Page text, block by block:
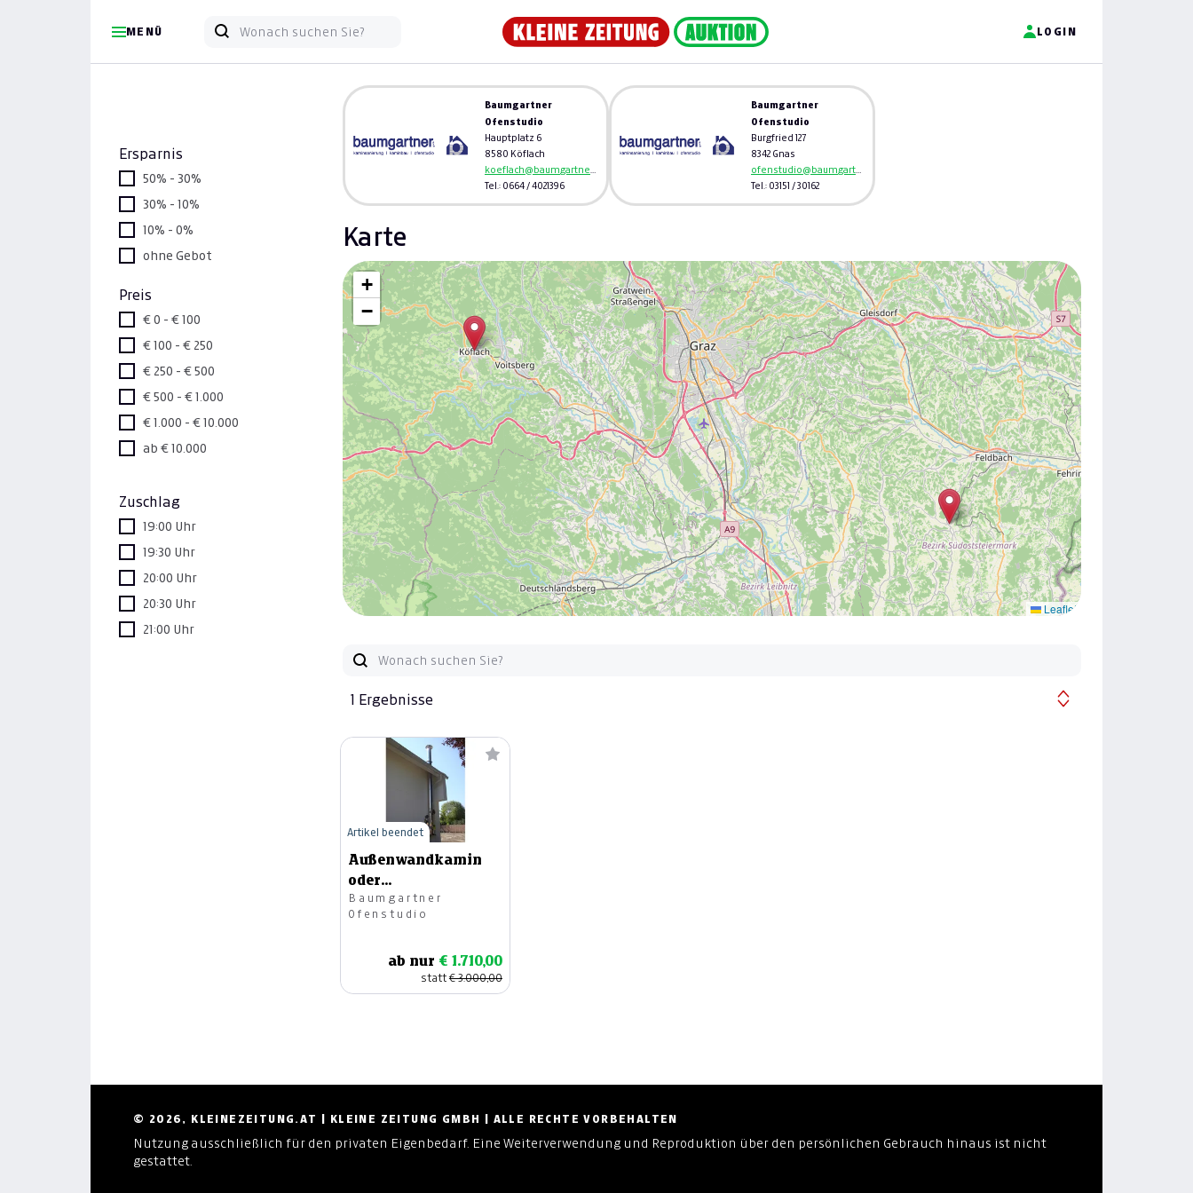
MENÜ LOGIN
Ersparnis
50% - 30%
30% - 10%
10% - 0%
ohne Gebot
Preis
€ 0 - € 100
€ 100 - € 250
€ 250 - € 500
€ 500 - € 1.000
€ 1.000 - € 10.000
ab € 10.000
Zuschlag
19:00 Uhr
19:30 Uhr
20:00 Uhr
20:30 Uhr
21:00 Uhr
Baumgartner
Ofenstudio
Hauptplatz 6
8580 Köflach
Tel.: 0664 / 4021396
Baumgartner
Ofenstudio
Burgfried 127
8342 Gnas
Tel.: 03151 / 30162
Karte
+
−
Leaflet
1 Ergebnisse
Außenwandkamin
oder
Kaminsanierung
Baumgartner
Ofenstudio
ab nur € 1.710,00
statt€ 3.000,00
Artikel beendet
© 2026, KLEINEZEITUNG.AT | KLEINE ZEITUNG GMBH | ALLE RECHTE VORBEHALTEN
Nutzung ausschließlich für den privaten Eigenbedarf. Eine Weiterverwendung und Reproduktion über den persönlichen Gebrauch hinaus ist nicht
gestattet.